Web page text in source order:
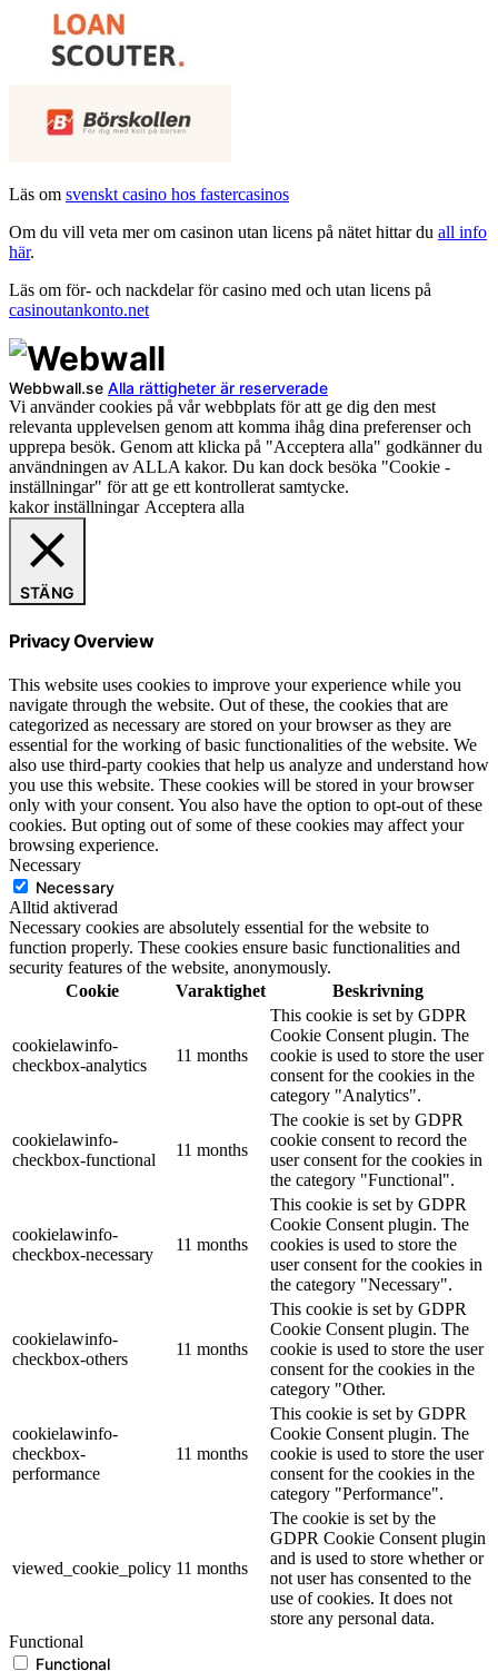
Läs om svenskt casino hos fastercasinos
Om du vill veta mer om casinon utan licens på nätet hittar du all info
här.
Läs om för- och nackdelar för casino med och utan licens på
casinoutankonto.net
Webbwall.se Alla rättigheter är reserverade
Vi använder cookies på vår webbplats för att ge dig den mest
relevanta upplevelsen genom att komma ihåg dina preferenser och
upprepa besök. Genom att klicka på "Acceptera alla" godkänner du
användningen av ALLA kakor. Du kan dock besöka "Cookie -
inställningar" för att ge ett kontrollerat samtycke.
kakor inställningar Acceptera alla
STÄNG
Privacy Overview
This website uses cookies to improve your experience while you
navigate through the website. Out of these, the cookies that are
categorized as necessary are stored on your browser as they are
essential for the working of basic functionalities of the website. We
also use third-party cookies that help us analyze and understand how
you use this website. These cookies will be stored in your browser
only with your consent. You also have the option to opt-out of these
cookies. But opting out of some of these cookies may affect your
browsing experience.
Necessary
Necessary
Alltid aktiverad
Necessary cookies are absolutely essential for the website to
function properly. These cookies ensure basic functionalities and
security features of the website, anonymously.
Cookie
Varaktighet Beskrivning
cookielawinfo-
checkbox-analytics
11 months
This cookie is set by GDPR
Cookie Consent plugin. The
cookie is used to store the user
consent for the cookies in the
category "Analytics".
cookielawinfo-
checkbox-functional
11 months
The cookie is set by GDPR
cookie consent to record the
user consent for the cookies in
the category "Functional".
cookielawinfo-
checkbox-necessary
11 months
This cookie is set by GDPR
Cookie Consent plugin. The
cookies is used to store the
user consent for the cookies in
the category "Necessary".
cookielawinfo-
checkbox-others
11 months
This cookie is set by GDPR
Cookie Consent plugin. The
cookie is used to store the user
consent for the cookies in the
category "Other.
cookielawinfo-
checkbox-
performance
11 months
This cookie is set by GDPR
Cookie Consent plugin. The
cookie is used to store the user
consent for the cookies in the
category "Performance".
viewed_cookie_policy 11 months
The cookie is set by the
GDPR Cookie Consent plugin
and is used to store whether or
not user has consented to the
use of cookies. It does not
store any personal data.
Functional
Functional